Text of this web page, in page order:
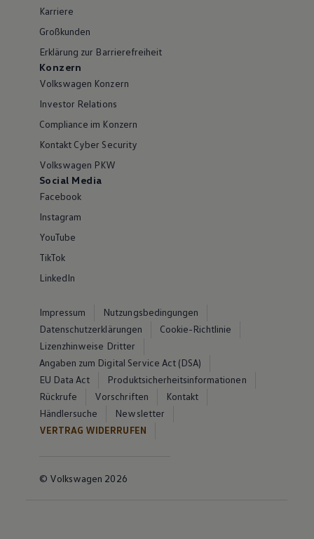
Karriere
Großkunden
Erklärung zur Barrierefreiheit
Konzern
Volkswagen Konzern
Investor Relations
Compliance im Konzern
Kontakt Cyber Security
Volkswagen PKW
Social Media
Facebook
Instagram
YouTube
TikTok
LinkedIn
Impressum
Nutzungsbedingungen
Datenschutzerklärungen
Cookie-Richtlinie
Lizenzhinweise Dritter
Angaben zum Digital Service Act (DSA)
EU Data Act
Produktsicherheitsinformationen
Rückrufe
Vorschriften
Kontakt
Händlersuche
Newsletter
VERTRAG WIDERRUFEN
© Volkswagen 2026